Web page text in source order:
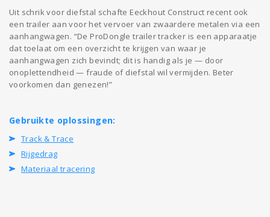
Uit schrik voor diefstal schafte Eeckhout Construct recent ook
een trailer aan voor het vervoer van zwaardere metalen via een
aanhangwagen. “De ProDongle trailer tracker is een apparaatje
dat toelaat om een overzicht te krijgen van waar je
aanhangwagen zich bevindt; dit is handig als je — door
onoplettendheid — fraude of diefstal wil vermijden. Beter
voorkomen dan genezen!”
Gebruikte oplossingen:
Track & Trace
Rijgedrag
Materiaal tracering